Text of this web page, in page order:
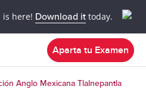
is here! Download it today.
Aparta tu Examen
Anglo Mexicana Tlalnepantla